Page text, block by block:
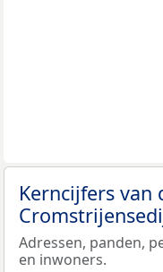
Kerncijfers van
Adressen, panden,
en inwoners.